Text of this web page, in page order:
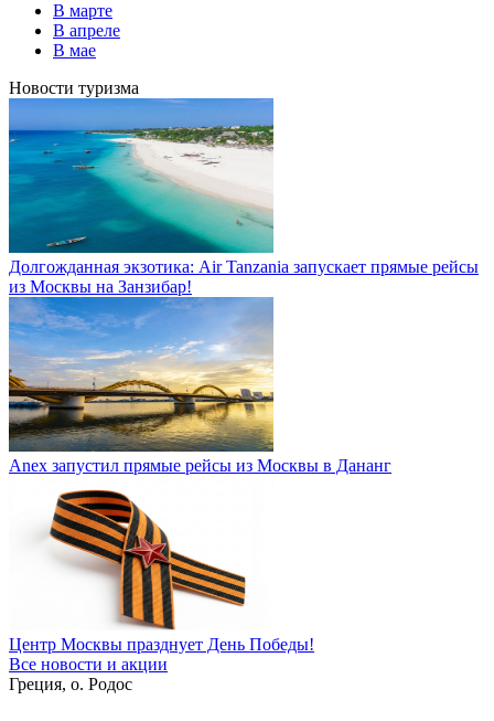
В марте
В апреле
В мае
Новости туризма
Долгожданная экзотика: Air Tanzania запускает прямые рейсы
из Москвы на Занзибар!
Anex запустил прямые рейсы из Москвы в Дананг
Центр Москвы празднует День Победы!
Все новости и акции
Греция, о. Родос